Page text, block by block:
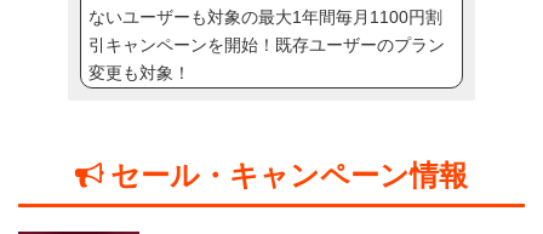
ないユーザーも対象の最大1年間毎月1100円割
引キャンペーンを開始！既存ユーザーのプラン
変更も対象！
セール・キャンペーン情報